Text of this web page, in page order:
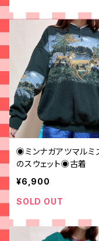
◉ミンナガアツマルミ
のスウェット◉古着
¥6,900
SOLD OUT